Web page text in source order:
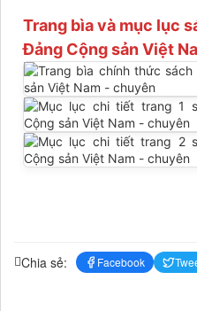
Trang bìa và mục lục
Đảng Cộng sản Việt
Chia sẻ: Facebook